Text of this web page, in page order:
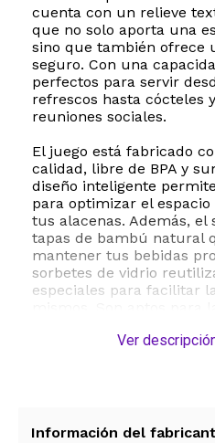
cuenta con un relieve
que no solo aporta una
sino que también ofrece
seguro. Con una
perfectos para servir
refrescos hasta cócteles
reuniones sociales.
El juego está fabricado
calidad, libre de BPA y
diseño inteligente
para optimizar el
tus alacenas. Además,
tapas de bambú natural
mantener tus bebidas
sorbetes de vidrio
especiales para facilitar
complicaciones después
bodas, este juego de
Ver
Información del